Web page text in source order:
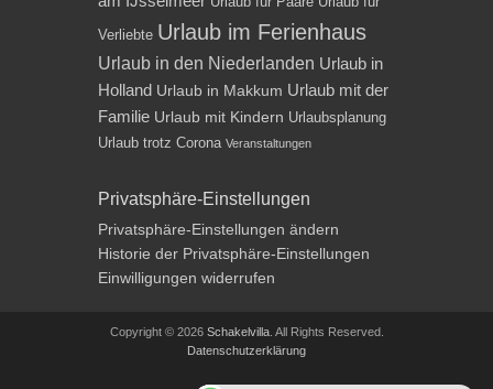
Verliebte Urlaub im Ferienhaus
Urlaub in den Niederlanden Urlaub in
Holland Urlaub in Makkum Urlaub mit der
Familie Urlaub mit Kindern Urlaubsplanung
Urlaub trotz Corona Veranstaltungen
Privatsphäre-Einstellungen
Privatsphäre-Einstellungen ändern
Historie der Privatsphäre-Einstellungen
Einwilligungen widerrufen
Copyright © 2026 Schakelvilla. All Rights Reserved.
Datenschutzerklärung